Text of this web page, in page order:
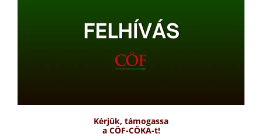
Kérjük, támogassa
a CÖF-CÖKA-t!